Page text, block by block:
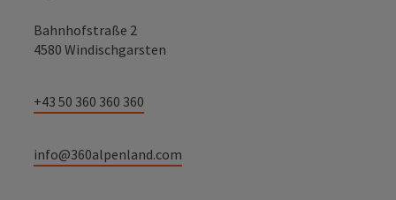
Bahnhofstraße 2
4580 Windischgarsten
+43 50 360 360 360
info@360alpenland.com